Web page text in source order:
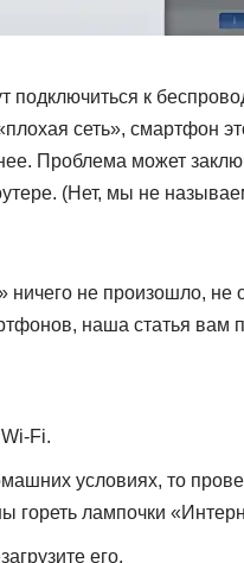
подключиться к
сеть», смартфон
Проблема может
(Нет, мы не
не произошло, не
наша статья вам
Fi.
условиях, то
лампочки
его.